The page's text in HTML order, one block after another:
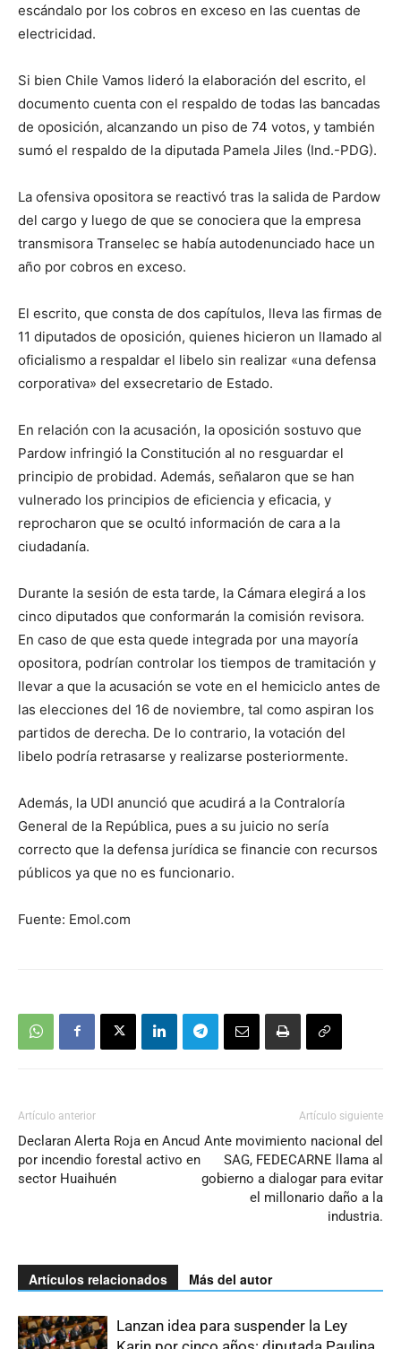
escándalo por los cobros en exceso en las cuentas de
electricidad.
Si bien Chile Vamos lideró la elaboración del escrito, el
documento cuenta con el respaldo de todas las bancadas
de oposición, alcanzando un piso de 74 votos, y también
sumó el respaldo de la diputada Pamela Jiles (Ind.-PDG).
La ofensiva opositora se reactivó tras la salida de Pardow
del cargo y luego de que se conociera que la empresa
transmisora Transelec se había autodenunciado hace un
año por cobros en exceso.
El escrito, que consta de dos capítulos, lleva las firmas de
11 diputados de oposición, quienes hicieron un llamado al
oficialismo a respaldar el libelo sin realizar «una defensa
corporativa» del exsecretario de Estado.
En relación con la acusación, la oposición sostuvo que
Pardow infringió la Constitución al no resguardar el
principio de probidad. Además, señalaron que se han
vulnerado los principios de eficiencia y eficacia, y
reprocharon que se ocultó información de cara a la
ciudadanía.
Durante la sesión de esta tarde, la Cámara elegirá a los
cinco diputados que conformarán la comisión revisora.
En caso de que esta quede integrada por una mayoría
opositora, podrían controlar los tiempos de tramitación y
llevar a que la acusación se vote en el hemiciclo antes de
las elecciones del 16 de noviembre, tal como aspiran los
partidos de derecha. De lo contrario, la votación del
libelo podría retrasarse y realizarse posteriormente.
Además, la UDI anunció que acudirá a la Contraloría
General de la República, pues a su juicio no sería
correcto que la defensa jurídica se financie con recursos
públicos ya que no es funcionario.
Fuente: Emol.com
Artículo anterior
Declaran Alerta Roja en Ancud
por incendio forestal activo en
sector Huaihuén
Artículo siguiente
Ante movimiento nacional del
SAG, FEDECARNE llama al
gobierno a dialogar para evitar
el millonario daño a la
industria.
Artículos relacionados Más del autor
Lanzan idea para suspender la Ley